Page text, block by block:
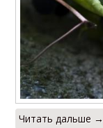
Читать дальше →